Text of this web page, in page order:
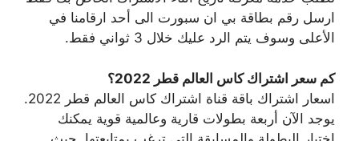
ارسل رقم بطاقة بي ان سبورت الى أحد ارقامنا في
الأعلى وسوف يتم الرد عليك خلال 3 ثواني فقط.
كم سعر اشتراك كاس العالم قطر 2022؟
اسعار اشتراك باقة قناة اشتراك كاس العالم قطر 2022.
يوجد الآن أربعة بطولات قارية وعالمية قوية يمكنك